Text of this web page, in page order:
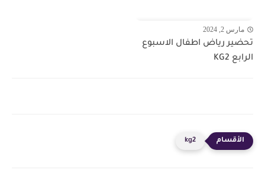
مارس 2, 2024
تحضير رياض اطفال الاسبوع
الرابع KG2
kg2